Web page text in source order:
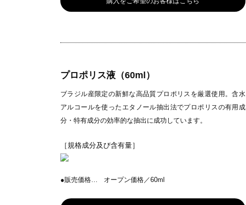
プロポリス液（60ml）
ブラジル産限定の新鮮な高品質プロポリスを厳選使用。含水
アルコールを使ったエタノール抽出法でプロポリスの有用成
分・特有成分の効率的な抽出に成功しています。
［規格成分及び含有量］
●販売価格… オープン価格／60ml